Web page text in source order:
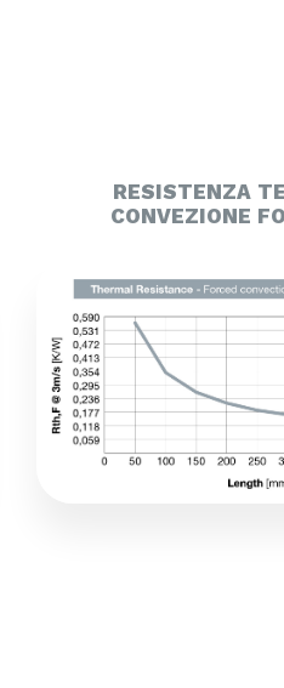
RESISTENZA
CONVEZIONE